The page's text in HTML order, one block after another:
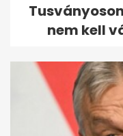
nem kell